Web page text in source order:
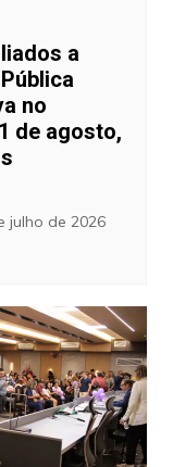
a
no
de agosto,
julho de 2026